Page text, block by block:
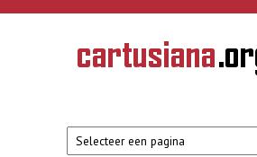
Overslaan en naar de inhoud gaan
Geschiedenis
van de